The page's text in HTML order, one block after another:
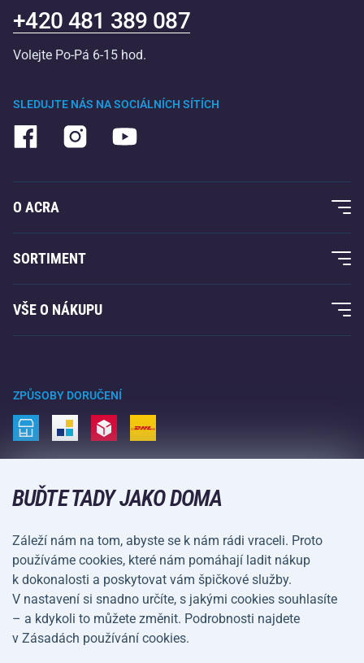
SLEDUJTE NÁS NA SOCIÁLNÍCH SÍTÍCH
+420 481 389 087
Volejte Po-Pá 6-15 hod.
O ACRA
O nás
Acra garance
Kontakty
SORTIMENT
Fitness a posilování
Raketové sporty
Volný čas a zábava
Kemping a turistika
Bojové sporty
Kola a koloběžky
Vodní sporty
Sportovní oblečení a doplňky
VŠE O NÁKUPU
Vrácení a reklamace
Doprava a platba
ZPŮSOBY DORUČENÍ
Obchodní podmínky Ochrana osobních údajů
BUĎTE TADY JAKO DOMA
Záleží nám na tom, abyste se k nám rádi vraceli. Proto
používáme cookies, které nám pomáhají ladit nákup
k dokonalosti a poskytovat vám špičkové služby.
V nastavení si snadno určíte, s jakými cookies souhlasíte
– a kdykoli to můžete změnit. Podrobnosti najdete
v Zásadách používání cookies.